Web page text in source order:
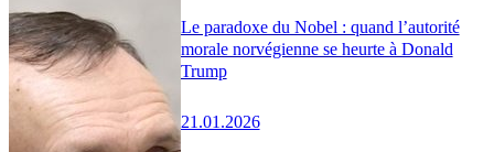
Le paradoxe du Nobel : quand l’autorité
morale norvégienne se heurte à Donald
Trump
21.01.2026